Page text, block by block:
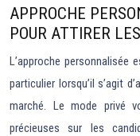
APPROCHE
POUR ATTIRER
L’approche
particulier lorsqu’il s’agit
marché. Le mode privé
précieuses sur les